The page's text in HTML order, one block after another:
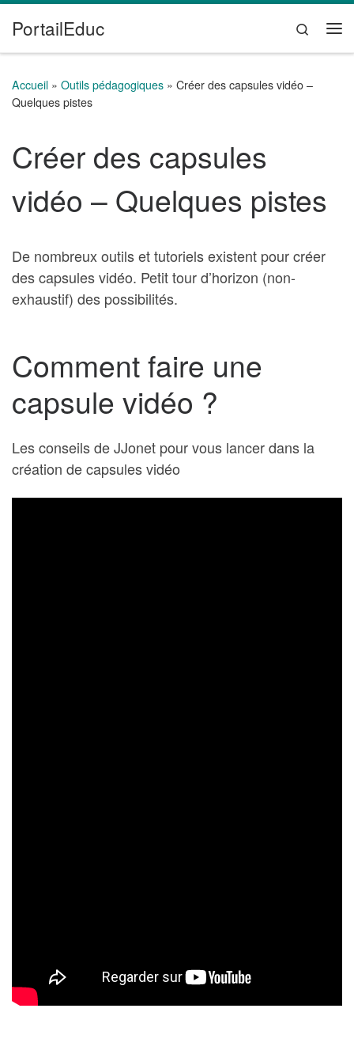
Passer au contenu
PortailEduc
Search
Accueil » Outils pédagogiques » Créer des capsules vidéo –
Quelques pistes
Créer des capsules
vidéo – Quelques pistes
De nombreux outils et tutoriels existent pour créer
des capsules vidéo. Petit tour d’horizon (non-
exhaustif) des possibilités.
Comment faire une
capsule vidéo ?
Les conseils de JJonet pour vous lancer dans la
création de capsules vidéo